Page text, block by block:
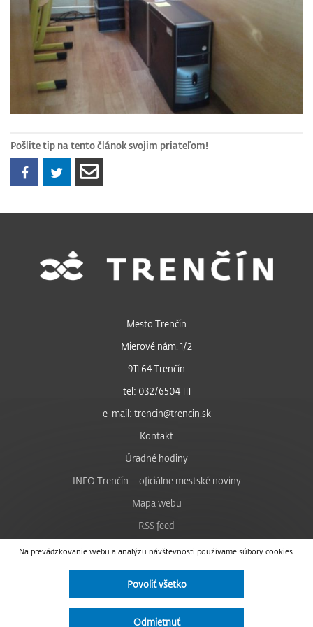
Pošlite tip na tento článok svojim priateľom!
Na prevádzkovanie webu a analýzu návštevnosti používame súbory cookies.
Povoliť všetko
Odmietnuť
Mesto Trenčín
Mierové nám. 1/2
911 64 Trenčín
tel: 032/6504 111
e-mail: trencin@trencin.sk
Kontakt
Úradné hodiny
INFO Trenčín – oficiálne mestské noviny
Mapa webu
RSS feed
Nastavenie cookies
Facebook
Instagram